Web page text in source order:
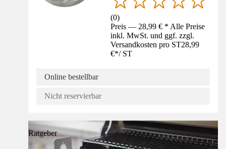
(0)
Preis — 28,99 € * Alle Preise
inkl. MwSt. und ggf. zzgl.
Versandkosten pro ST28,99
€*/ ST
Online bestellbar
Nicht reservierbar
Ratgeber